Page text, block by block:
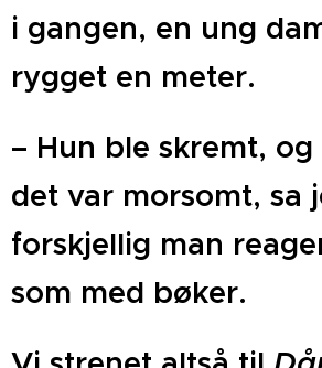
i gangen, en ung
rygget en meter.
– Hun ble skremt,
det var morsomt, sa
forskjellig man
som med bøker.